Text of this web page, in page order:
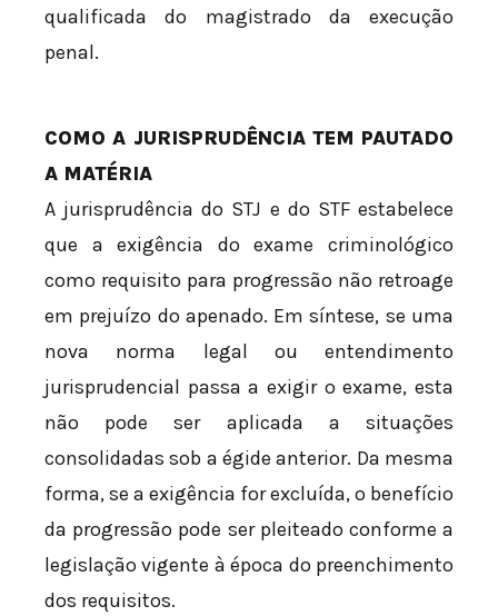
qualificada do magistrado da execução
penal.
COMO A JURISPRUDÊNCIA TEM PAUTADO
A MATÉRIA
A jurisprudência do STJ e do STF estabelece
que a exigência do exame criminológico
como requisito para progressão não retroage
em prejuízo do apenado. Em síntese, se uma
nova norma legal ou entendimento
jurisprudencial passa a exigir o exame, esta
não pode ser aplicada a situações
consolidadas sob a égide anterior. Da mesma
forma, se a exigência for excluída, o benefício
da progressão pode ser pleiteado conforme a
legislação vigente à época do preenchimento
dos requisitos.